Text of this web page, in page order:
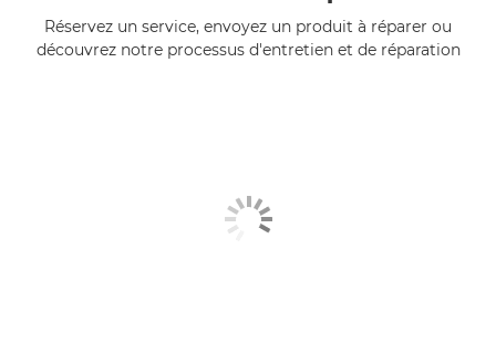
Réservez un service, envoyez un produit à réparer ou
découvrez notre processus d'entretien et de réparation